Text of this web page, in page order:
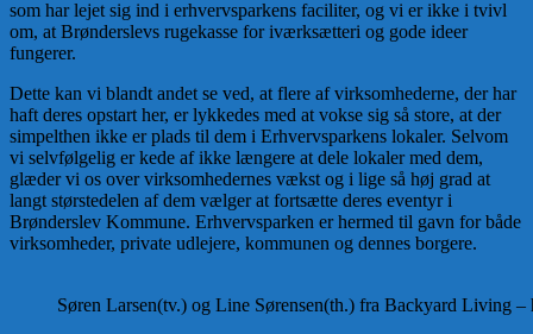
som har lejet sig ind i erhvervsparkens faciliter, og vi er ikke i tvivl
om, at Brønderslevs rugekasse for iværksætteri og gode ideer
fungerer.
Dette kan vi blandt andet se ved, at flere af virksomhederne, der har
haft deres opstart her, er lykkedes med at vokse sig så store, at der
simpelthen ikke er plads til dem i Erhvervsparkens lokaler. Selvom
vi selvfølgelig er kede af ikke længere at dele lokaler med dem,
glæder vi os over virksomhedernes vækst og i lige så høj grad at
langt størstedelen af dem vælger at fortsætte deres eventyr i
Brønderslev Kommune. Erhvervsparken er hermed til gavn for både
virksomheder, private udlejere, kommunen og dennes borgere.
Søren Larsen(tv.) og Line Sørensen(th.) fra Backyard Living –